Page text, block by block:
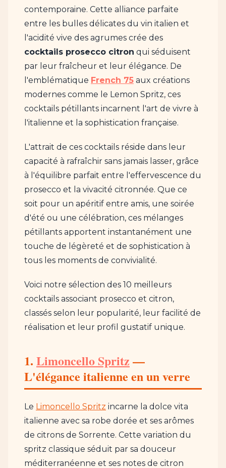
contemporaine. Cette alliance parfaite
entre les bulles délicates du vin italien et
l'acidité vive des agrumes crée des
cocktails prosecco citron qui séduisent
par leur fraîcheur et leur élégance. De
l'emblématique French 75 aux créations
modernes comme le Lemon Spritz, ces
cocktails pétillants incarnent l'art de vivre à
l'italienne et la sophistication française.
L'attrait de ces cocktails réside dans leur
capacité à rafraîchir sans jamais lasser, grâce
à l'équilibre parfait entre l'effervescence du
prosecco et la vivacité citronnée. Que ce
soit pour un apéritif entre amis, une soirée
d'été ou une célébration, ces mélanges
pétillants apportent instantanément une
touche de légèreté et de sophistication à
tous les moments de convivialité.
Voici notre sélection des 10 meilleurs
cocktails associant prosecco et citron,
classés selon leur popularité, leur facilité de
réalisation et leur profil gustatif unique.
1. Limoncello Spritz —
L'élégance italienne en un verre
Le Limoncello Spritz incarne la dolce vita
italienne avec sa robe dorée et ses arômes
de citrons de Sorrente. Cette variation du
spritz classique séduit par sa douceur
méditerranéenne et ses notes de citron